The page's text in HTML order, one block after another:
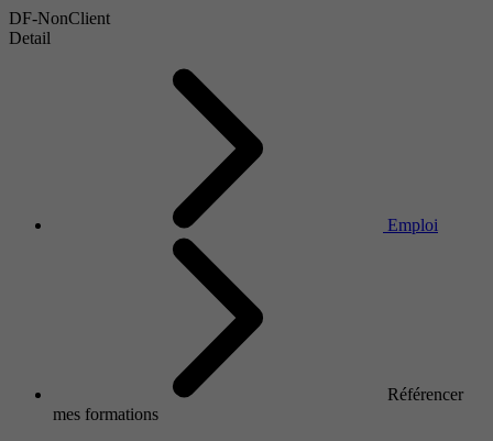
DF-NonClient
Detail
Emploi
Référencer
mes formations